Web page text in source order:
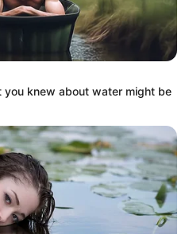
knew about water might be